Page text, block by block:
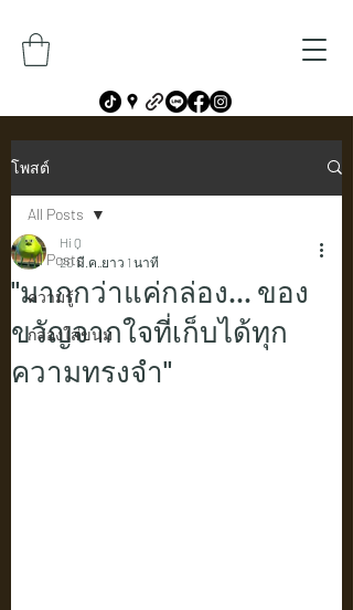
โพสต์
All Posts
ความรู้
กล่องใส่ขนม
All Posts
"มากกว่าแค่กล่อง... ของ
ขวัญจากใจที่เก็บได้ทุก
ความทรงจำ"
Hi Q
20 มี.ค. ยาว 1 นาที